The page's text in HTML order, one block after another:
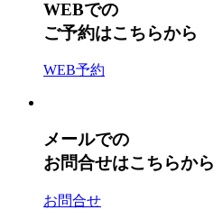
WEBでの
ご予約はこちらから
WEB予約
メールでの
お問合せはこちらから
お問合せ